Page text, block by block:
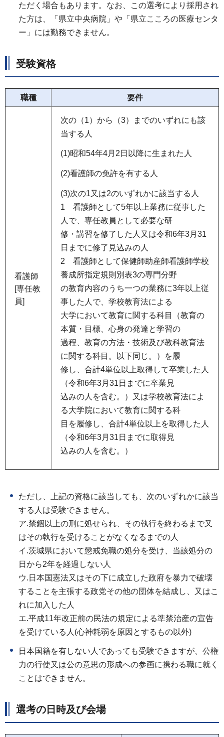
ただく場合もあります。なお、この選考により採用され
た方は、「県立中央病院」や「県立こころの医療センタ
ー」には勤務できません。
受験資格
職種 要件
看護師
[専任教
員]
次の（1）から（3）までのいずれにも該
当する人
(1)昭和54年4月2日以降に生まれた人
(2)看護師の免許を有する人
(3)次の1又は2のいずれかに該当する人
1 看護師として5年以上業務に従事した
人で、専任教員として必要な研
修・講習を修了した人又は令和6年3月31
日までに修了見込みの人
2 看護師として保健師助産師看護師学校
養成所指定規則別表3の専門分野
の教育内容のうち一つの業務に3年以上従
事した人で、学校教育法による
大学において教育に関する科目（教育の
本質・目標、心身の発達と学習の
過程、教育の方法・技術及び教科教育法
に関する科目。以下同じ。）を履
修し、合計4単位以上取得して卒業した人
（令和6年3月31日までに卒業見
込みの人を含む。）又は学校教育法によ
る大学院において教育に関する科
目を履修し、合計4単位以上を取得した人
（令和6年3月31日までに取得見
込みの人を含む。）
ただし、上記の資格に該当しても、次のいずれかに該当
する人は受験できません。
ア.禁錮以上の刑に処せられ、その執行を終わるまで又
はその執行を受けることがなくなるまでの人
イ.茨城県において懲戒免職の処分を受け、当該処分の
日から2年を経過しない人
ウ.日本国憲法又はその下に成立した政府を暴力で破壊
することを主張する政党その他の団体を結成し、又はこ
れに加入した人
エ.平成11年改正前の民法の規定による準禁治産の宣告
を受けている人(心神耗弱を原因とするもの以外)
日本国籍を有しない人であっても受験できますが、公権
力の行使又は公の意思の形成への参画に携わる職に就く
ことはできません。
選考の日時及び会場